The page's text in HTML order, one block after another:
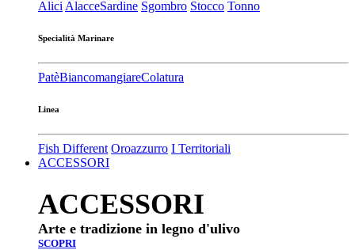
Alici AlacceSardine Sgombro Stocco Tonno
Specialità Marinare
Patè​BiancomangiareColatura
Linea
Fish Different Oroazzurro I Territoriali
ACCESSORI
ACCESSORI
Arte e tradizione in legno d'ulivo
SCOPRI